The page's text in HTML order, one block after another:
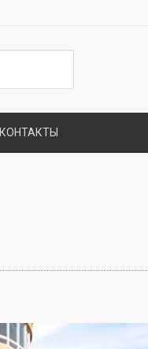
КОНТАКТЫ